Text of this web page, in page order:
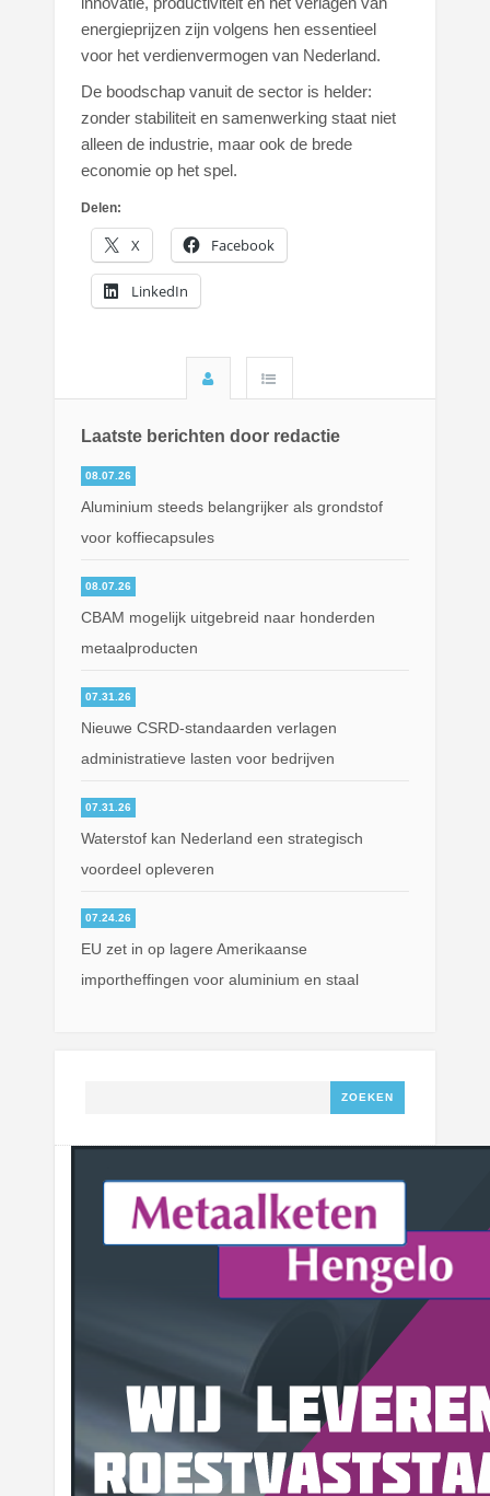
energieprijzen zijn volgens hen essentieel
voor het verdienvermogen van Nederland.
De boodschap vanuit de sector is helder:
zonder stabiliteit en samenwerking staat niet
alleen de industrie, maar ook de brede
economie op het spel.
Delen:
X Facebook
LinkedIn
Laatste berichten door redactie
08.07.26
Aluminium steeds belangrijker als grondstof
voor koffiecapsules
08.07.26
CBAM mogelijk uitgebreid naar honderden
metaalproducten
07.31.26
Nieuwe CSRD-standaarden verlagen
administratieve lasten voor bedrijven
07.31.26
Waterstof kan Nederland een strategisch
voordeel opleveren
07.24.26
EU zet in op lagere Amerikaanse
importheffingen voor aluminium en staal